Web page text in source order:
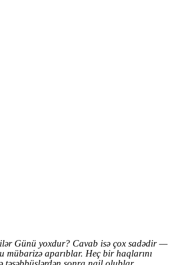
Günü yoxdur? Cavab isə çox sadədir —
mübarizə aparıblar. Heç bir haqlarını